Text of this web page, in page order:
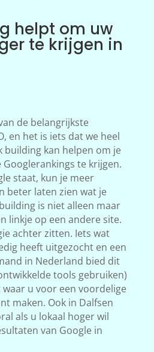
helpt om uw
te krijgen in
de belangrijkste
en het is iets dat we heel
building kan helpen om je
te krijgen.
staat, kun je meer
beter laten zien wat je
is niet alleen maar
linkje op een andere site.
achter zitten. Iets wat
heeft uitgezocht en een
in Nederland bied dit
tools gebruiken)
u voor een voordelige
maken. Ook in Dalfsen
als u lokaal hoger wil
van Google in